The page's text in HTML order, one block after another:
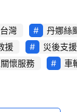
，避免強行通
急聯絡資源，
仍將持續落實
灣
丹娜絲
援
災後支援
懷服務
車